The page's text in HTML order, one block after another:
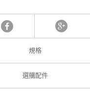
規格
選購配件